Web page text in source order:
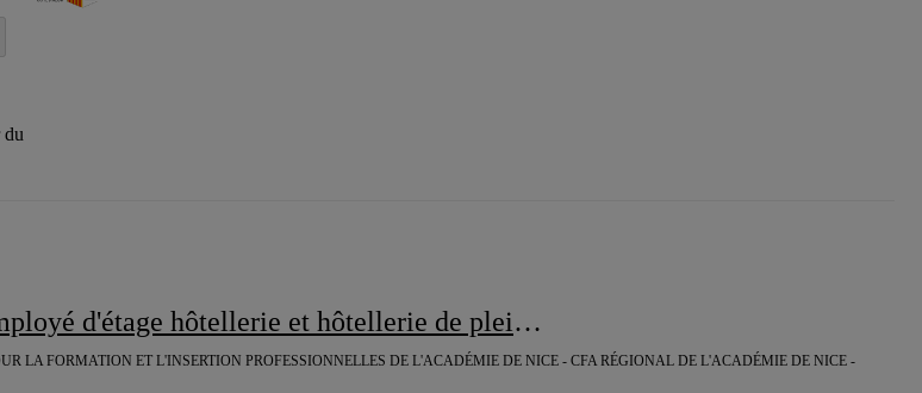
du
d'étage hôtellerie et hôtellerie de plein air
LA FORMATION ET L'INSERTION PROFESSIONNELLES DE L'ACADÉMIE DE NICE - CFA RÉGIONAL DE L'ACADÉMIE DE NICE -